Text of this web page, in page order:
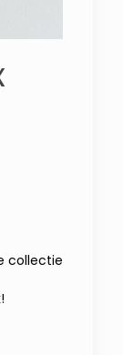
collectie